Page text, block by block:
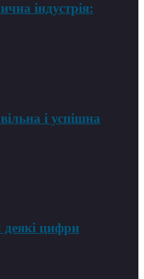
індустрія:
і успішна
цифри